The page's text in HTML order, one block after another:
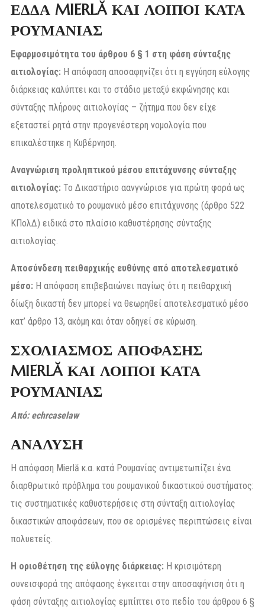
ΕΔΔΑ MIERLĂ ΚΑΙ ΛΟΙΠΟΙ ΚΑΤΑ
ΡΟΥΜΑΝΙΑΣ
Εφαρμοσιμότητα του άρθρου 6 § 1 στη φάση σύνταξης
αιτιολογίας: Η απόφαση αποσαφηνίζει ότι η εγγύηση εύλογης
διάρκειας καλύπτει και το στάδιο μεταξύ εκφώνησης και
σύνταξης πλήρους αιτιολογίας – ζήτημα που δεν είχε
εξεταστεί ρητά στην προγενέστερη νομολογία που
επικαλέστηκε η Κυβέρνηση.
Αναγνώριση προληπτικού μέσου επιτάχυνσης σύνταξης
αιτιολογίας: Το Δικαστήριο αανγνώρισε για πρώτη φορά ως
αποτελεσματικό το ρουμανικό μέσο επιτάχυνσης (άρθρο 522
ΚΠολΔ) ειδικά στο πλαίσιο καθυστέρησης σύνταξης
αιτιολογίας.
Αποσύνδεση πειθαρχικής ευθύνης από αποτελεσματικό
μέσο: Η απόφαση επιβεβαιώνει παγίως ότι η πειθαρχική
δίωξη δικαστή δεν μπορεί να θεωρηθεί αποτελεσματικό μέσο
κατ’ άρθρο 13, ακόμη και όταν οδηγεί σε κύρωση.
ΣΧΟΛΙΑΣΜΟΣ ΑΠΟΦΑΣΗΣ
MIERLĂ ΚΑΙ ΛΟΙΠΟΙ ΚΑΤΑ
ΡΟΥΜΑΝΙΑΣ
Από: echrcaselaw
ΑΝΑΛΥΣΗ
Η απόφαση Mierlă κ.α. κατά Ρουμανίας αντιμετωπίζει ένα
διαρθρωτικό πρόβλημα του ρουμανικού δικαστικού συστήματος:
τις συστηματικές καθυστερήσεις στη σύνταξη αιτιολογίας
δικαστικών αποφάσεων, που σε ορισμένες περιπτώσεις είναι
πολυετείς.
Η οριοθέτηση της εύλογης διάρκειας: Η κρισιμότερη
συνεισφορά της απόφασης έγκειται στην αποσαφήνιση ότι η
φάση σύνταξης αιτιολογίας εμπίπτει στο πεδίο του άρθρου 6 §